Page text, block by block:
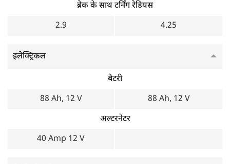
ब्रेक के साथ टर्निंग रेडियस
2.9
4.25
इलेक्ट्रिकल
बैटरी
88 Ah, 12 V
88 Ah, 12 V
अल्टरनेटर
40 Amp 12 V